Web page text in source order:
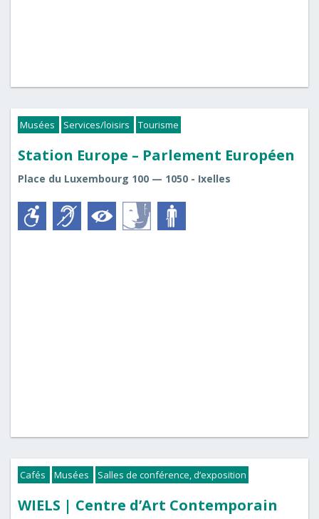
Musées Services/loisirs Tourisme
Station Europe – Parlement Européen
Place du Luxembourg 100 — 1050 - Ixelles
Cafés Musées Salles de conférence, d’exposition
WIELS | Centre d’Art Contemporain